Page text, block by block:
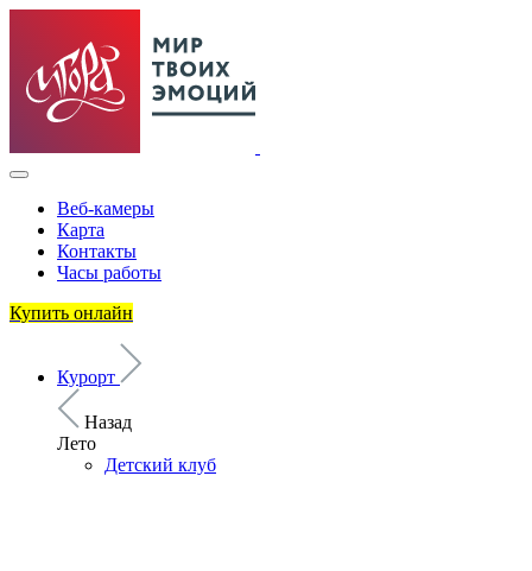
Веб-камеры
Карта
Контакты
Часы работы
Купить онлайн
Курорт
Назад
Лето
Детский клуб